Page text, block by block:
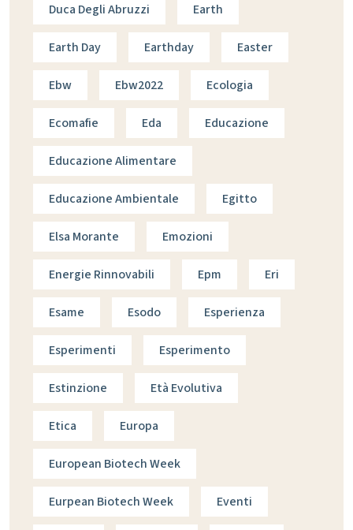
Duca Degli Abruzzi Earth
Earth Day Earthday Easter
Ebw Ebw2022 Ecologia
Ecomafie Eda Educazione
Educazione Alimentare
Educazione Ambientale Egitto
Elsa Morante Emozioni
Energie Rinnovabili Epm Eri
Esame Esodo Esperienza
Esperimenti Esperimento
Estinzione Età Evolutiva
Etica Europa
European Biotech Week
Eurpean Biotech Week Eventi